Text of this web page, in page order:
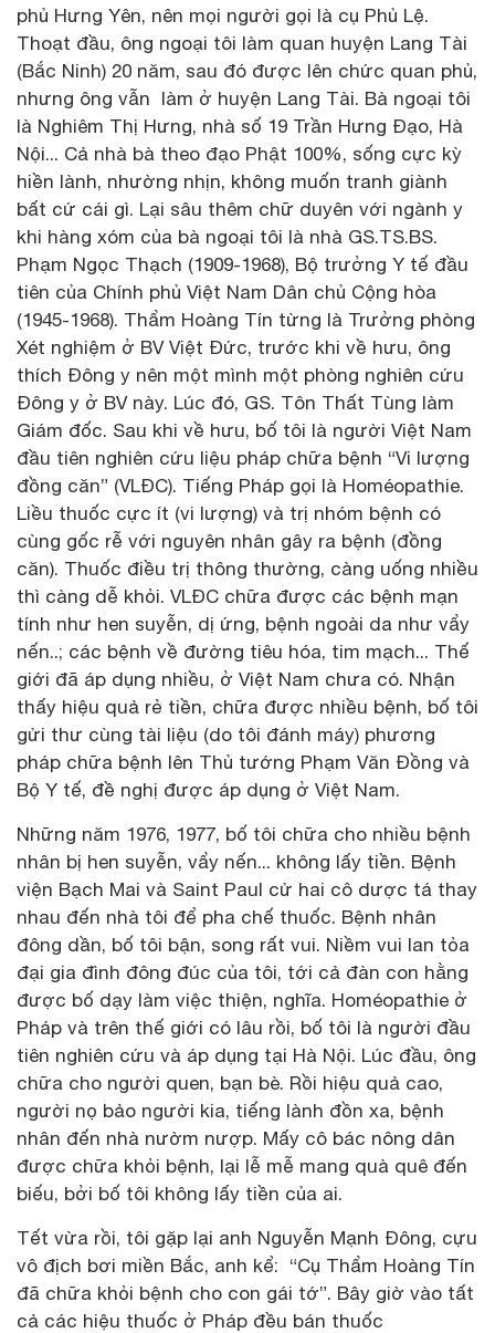
phủ Hưng Yên, nên mọi người gọi là cụ Phủ Lệ.
Thoạt đầu, ông ngoại tôi làm quan huyện Lang Tài
(Bắc Ninh) 20 năm, sau đó được lên chức quan phủ,
nhưng ông vẫn làm ở huyện Lang Tài. Bà ngoại tôi
là Nghiêm Thị Hưng, nhà số 19 Trần Hưng Đạo, Hà
Nội... Cả nhà bà theo đạo Phật 100%, sống cực kỳ
hiền lành, nhường nhịn, không muốn tranh giành
bất cứ cái gì. Lại sâu thêm chữ duyên với ngành y
khi hàng xóm của bà ngoại tôi là nhà GS.TS.BS.
Phạm Ngọc Thạch (1909-1968), Bộ trưởng Y tế đầu
tiên của Chính phủ Việt Nam Dân chủ Cộng hòa
(1945-1968). Thẩm Hoàng Tín từng là Trưởng phòng
Xét nghiệm ở BV Việt Đức, trước khi về hưu, ông
thích Đông y nên một mình một phòng nghiên cứu
Đông y ở BV này. Lúc đó, GS. Tôn Thất Tùng làm
Giám đốc. Sau khi về hưu, bố tôi là người Việt Nam
đầu tiên nghiên cứu liệu pháp chữa bệnh “Vi lượng
đồng căn” (VLĐC). Tiếng Pháp gọi là Homéopathie.
Liều thuốc cực ít (vi lượng) và trị nhóm bệnh có
cùng gốc rễ với nguyên nhân gây ra bệnh (đồng
căn). Thuốc điều trị thông thường, càng uống nhiều
thì càng dễ khỏi. VLĐC chữa được các bệnh mạn
tính như hen suyễn, dị ứng, bệnh ngoài da như vẩy
nến..; các bệnh về đường tiêu hóa, tim mạch... Thế
giới đã áp dụng nhiều, ở Việt Nam chưa có. Nhận
thấy hiệu quả rẻ tiền, chữa được nhiều bệnh, bố tôi
gửi thư cùng tài liệu (do tôi đánh máy) phương
pháp chữa bệnh lên Thủ tướng Phạm Văn Đồng và
Bộ Y tế, đề nghị được áp dụng ở Việt Nam.
Những năm 1976, 1977, bố tôi chữa cho nhiều bệnh
nhân bị hen suyễn, vẩy nến... không lấy tiền. Bệnh
viện Bạch Mai và Saint Paul cử hai cô dược tá thay
nhau đến nhà tôi để pha chế thuốc. Bệnh nhân
đông dần, bố tôi bận, song rất vui. Niềm vui lan tỏa
đại gia đình đông đúc của tôi, tới cả đàn con hằng
được bố dạy làm việc thiện, nghĩa. Homéopathie ở
Pháp và trên thế giới có lâu rồi, bố tôi là người đầu
tiên nghiên cứu và áp dụng tại Hà Nội. Lúc đầu, ông
chữa cho người quen, bạn bè. Rồi hiệu quả cao,
người nọ bảo người kia, tiếng lành đồn xa, bệnh
nhân đến nhà nườm nượp. Mấy cô bác nông dân
được chữa khỏi bệnh, lại lễ mễ mang quà quê đến
biếu, bởi bố tôi không lấy tiền của ai.
Tết vừa rồi, tôi gặp lại anh Nguyễn Mạnh Đông, cựu
vô địch bơi miền Bắc, anh kể: “Cụ Thẩm Hoàng Tín
đã chữa khỏi bệnh cho con gái tớ”. Bây giờ vào tất
cả các hiệu thuốc ở Pháp đều bán thuốc